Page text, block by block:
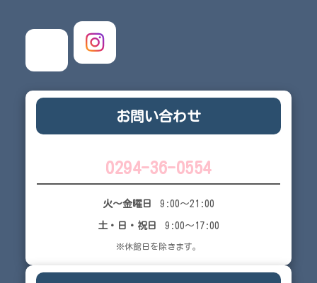
お問い合わせ
0294-36-0554
火～金曜日 9:00～21:00
土・日・祝日 9:00～17:00
※休館日を除きます。